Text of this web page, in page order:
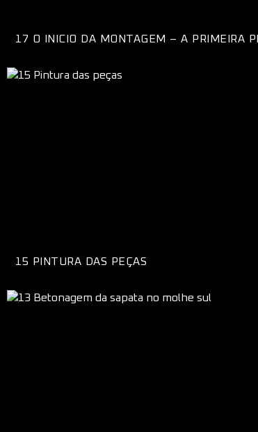
17 O INICIO DA MONTAGEM – A PRIMEIRA
15 PINTURA DAS PEÇAS